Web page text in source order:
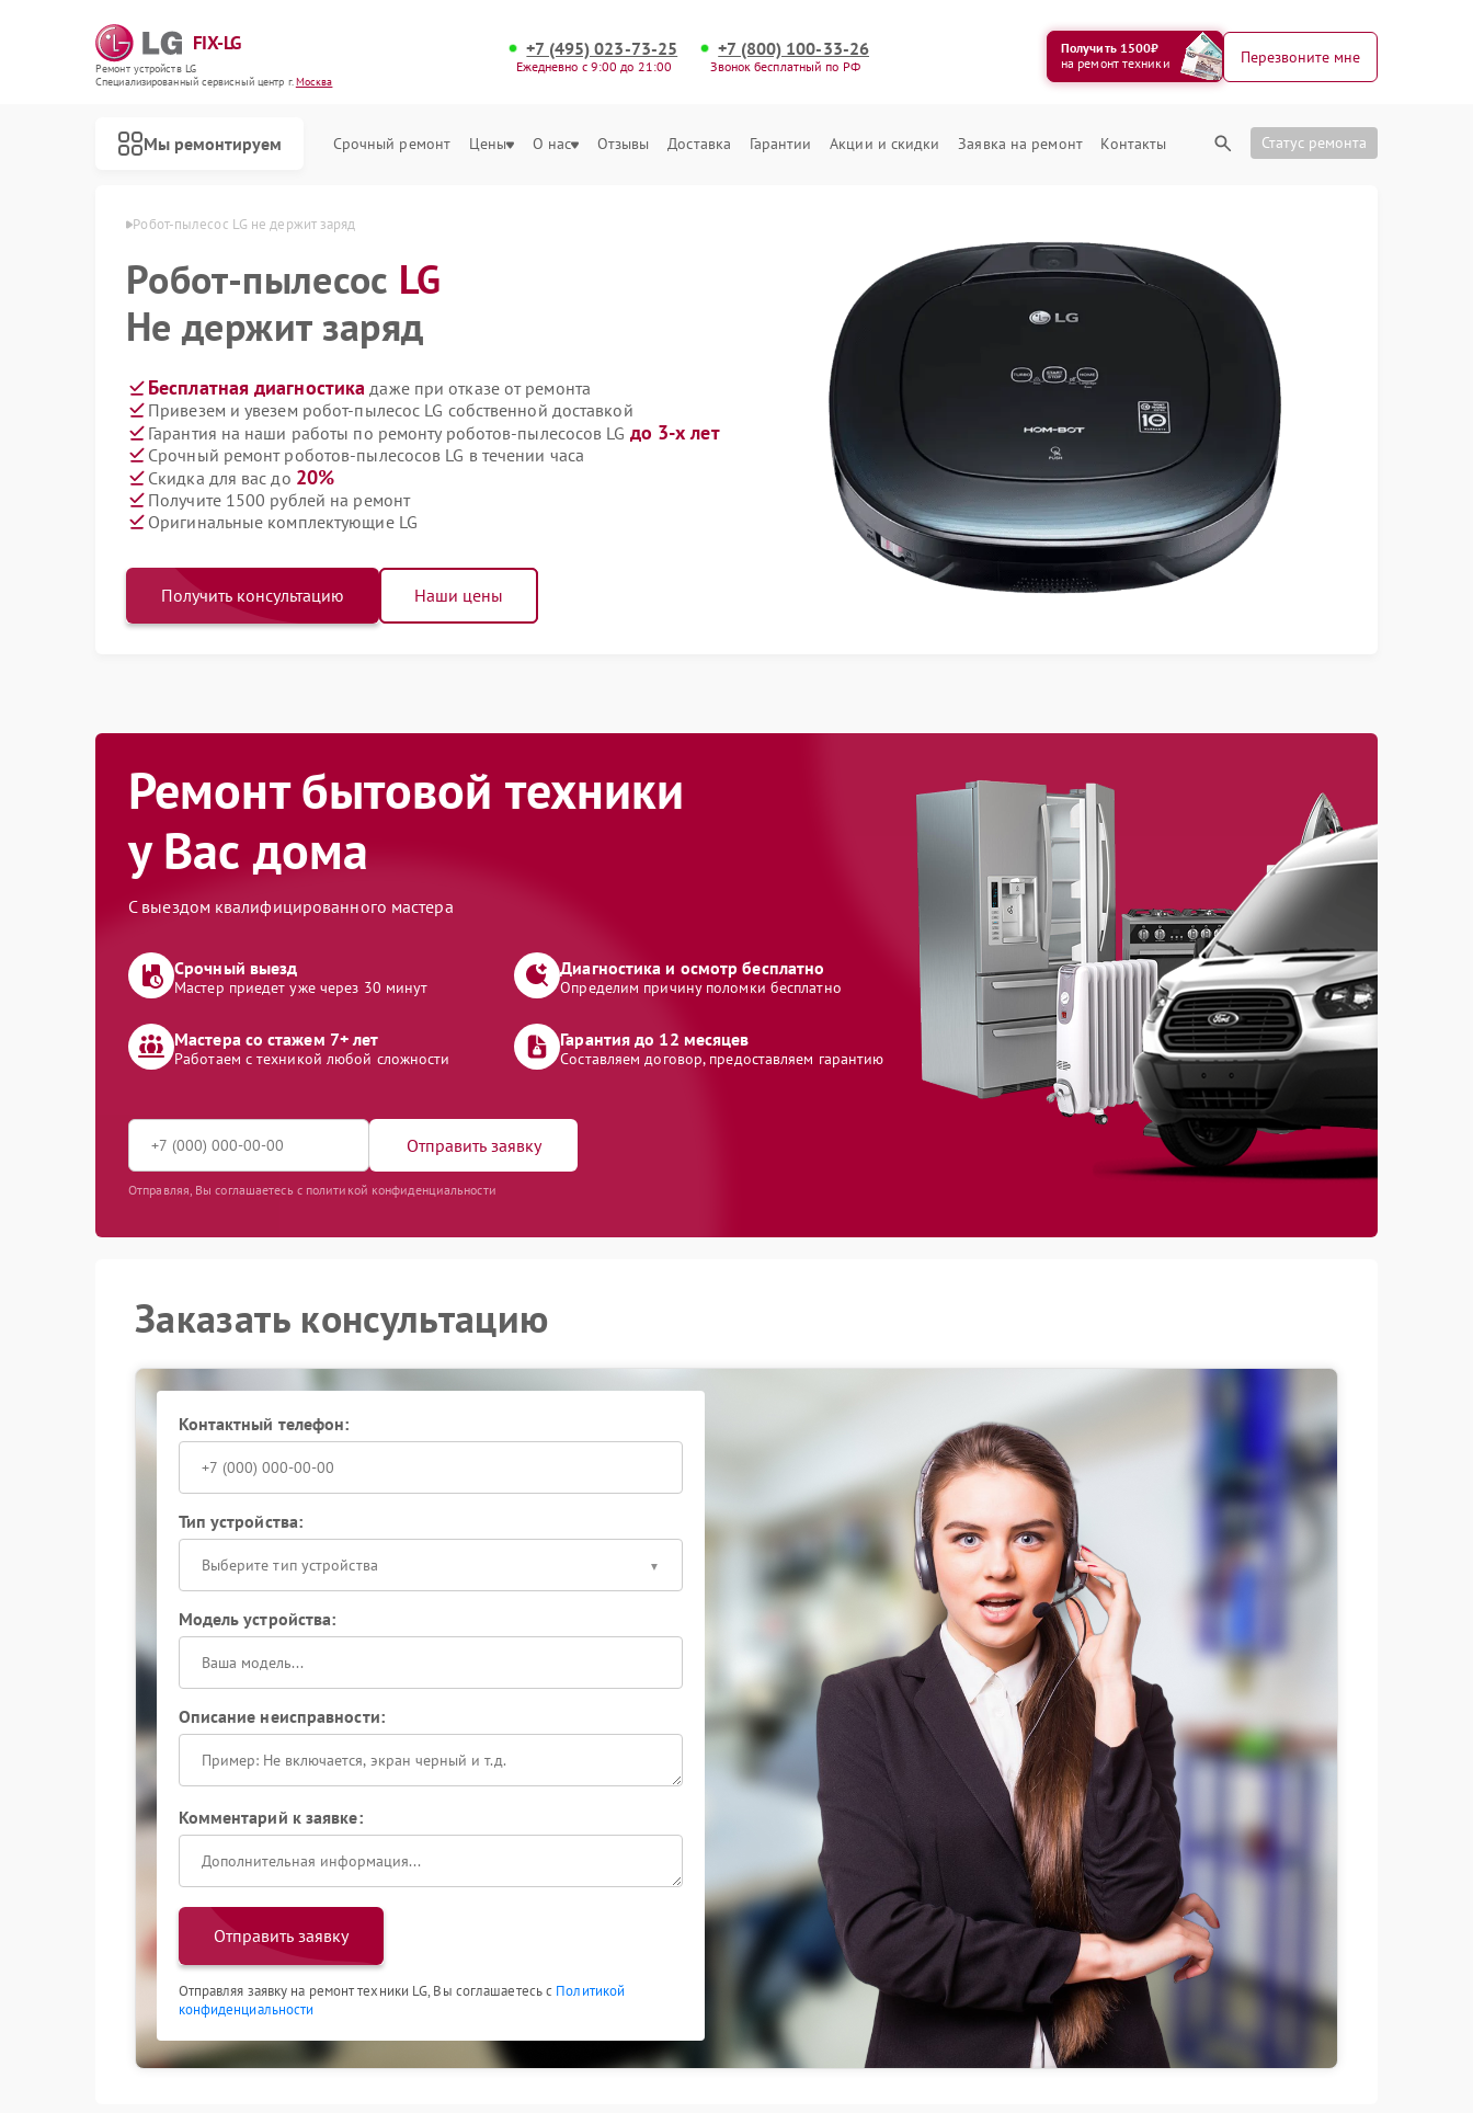
FIX-LG
Ремонт устройств LG
Специализированный cервисный центр г.Москва
+7 (495) 023-73-25
Ежедневно с 9:00 до 21:00
+7 (800) 100-33-26
Звонок бесплатный по РФ
Получить 1500₽
на ремонт техники
Перезвоните мне
Мы ремонтируем Срочный ремонт Цены О нас Отзывы Доставка Гарантии Акции и скидки Заявка на ремонт Контакты Статус ремонта
LG в Москве Робот-пылесос LG не держит заряд
Робот-пылесос LG
Не держит заряд
Бесплатная диагностика даже при отказе от ремонта
Привезем и увезем робот-пылесос LG собственной доставкой
Гарантия на наши работы по ремонту роботов-пылесосов LG до 3-х лет
Срочный ремонт роботов-пылесосов LG в течении часа
Скидка для вас до 20%
Получите 1500 рублей на ремонт
Оригинальные комплектующие LG
Получить консультацию Наши цены
Ремонт бытовой техники
у Вас дома
С выездом квалифицированного мастера
Срочный выезд
Мастер приедет уже через 30 минут
Диагностика и осмотр бесплатно
Определим причину поломки бесплатно
Мастера со стажем 7+ лет
Работаем с техникой любой сложности
Гарантия до 12 месяцев
Составляем договор, предоставляем гарантию
Отправить заявку
Отправляя, Вы соглашаетесь с политикой конфиденциальности
Заказать консультацию
Контактный телефон:
Тип устройства:
Выберите тип устройства
Модель устройства:
Описание неисправности:
Комментарий к заявке:
Отправить заявку
Отправляя заявку на ремонт техники LG, Вы соглашаетесь с Политикой
конфиденциальности